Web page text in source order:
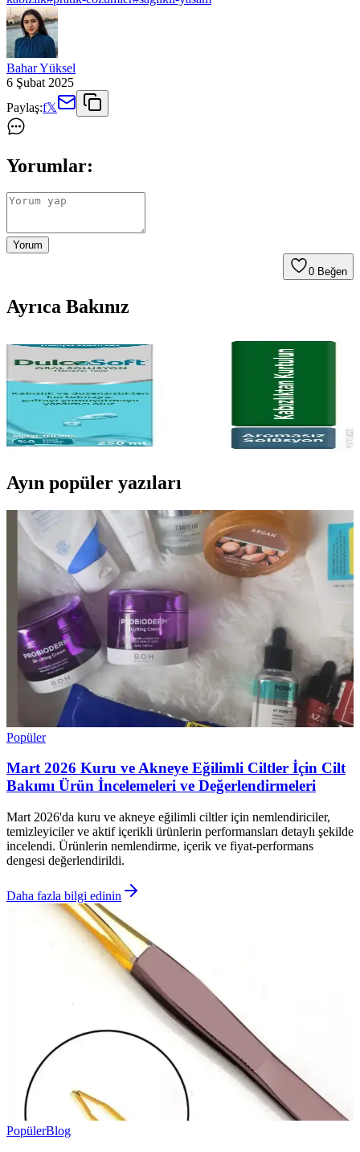
Bahar Yüksel
6 Şubat 2025
Paylaş:f𝕏
Yorumlar:
Yorum
0 Beğen
Ayrıca Bakınız
Dulcosoft Oral Solüsyon Aromasız: Kabızlık
Sorununa Etkili Bir Çözüm sunuyor
Dulcosoft Oral Solüsyon Aromasız, kabızlık sorununa pratik bir
çözüm sunarak tuvalet deneyimini konforlu hale getirir. Kullanıcılar,
etkisini ilk kullanımdan itibaren hissettiklerini belirtmektedirler.
Ayın popüler yazıları
Popüler
Mart 2026 Kuru ve Akneye Eğilimli Ciltler İçin Cilt
Bakımı Ürün İncelemeleri ve Değerlendirmeleri
Mart 2026'da kuru ve akneye eğilimli ciltler için nemlendiriciler,
temizleyiciler ve aktif içerikli ürünlerin performansları detaylı şekilde
incelendi. Ürünlerin nemlendirme, içerik ve fiyat-performans
dengesi değerlendirildi.
Daha fazla bilgi edinin
PopülerBlog